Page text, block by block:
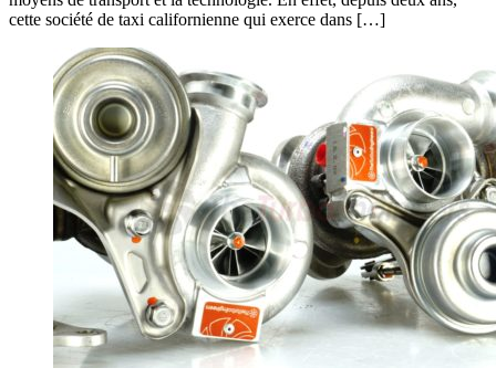
cette société de taxi californienne qui exerce dans […]